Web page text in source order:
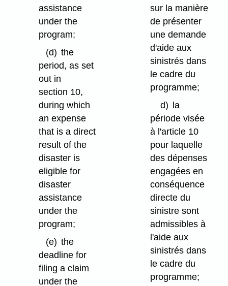
assistance
under the
program;
(d) the
period, as set
out in
section 10,
during which
an expense
that is a direct
result of the
disaster is
eligible for
disaster
assistance
under the
program;
(e) the
deadline for
filing a claim
under the
sur la manière
de présenter
une demande
d'aide aux
sinistrés dans
le cadre du
programme;
d)
la
période visée
à l'article 10
pour laquelle
des dépenses
engagées en
conséquence
directe du
sinistre sont
admissibles à
l'aide aux
sinistrés dans
le cadre du
programme;